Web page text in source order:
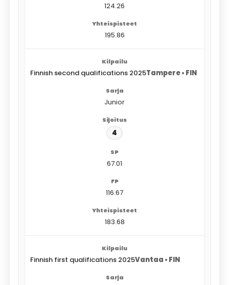
124.26
195.86
Finnish second qualifications 2025Tampere • FIN
Junior
4
67.01
116.67
183.68
Finnish first qualifications 2025Vantaa • FIN